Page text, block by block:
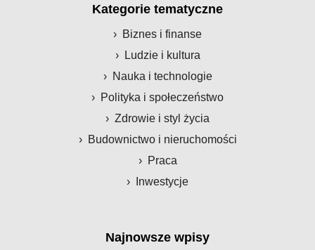
Kategorie tematyczne
Biznes i finanse
Ludzie i kultura
Nauka i technologie
Polityka i społeczeństwo
Zdrowie i styl życia
Budownictwo i nieruchomości
Praca
Inwestycje
Najnowsze wpisy